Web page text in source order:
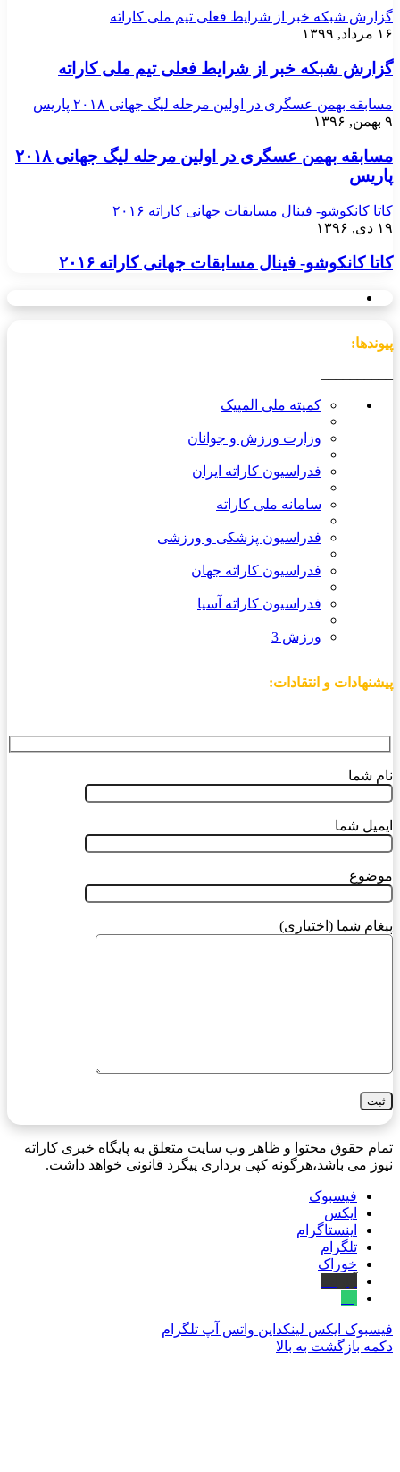
گزارش شبکه خبر از شرایط فعلی تیم ملی کاراته
۱۶ مرداد, ۱۳۹۹
گزارش شبکه خبر از شرایط فعلی تیم ملی کاراته
مسابقه بهمن عسگری در اولین مرحله لیگ جهانی ۲۰۱۸ پاریس
۹ بهمن, ۱۳۹۶
مسابقه بهمن عسگری در اولین مرحله لیگ جهانی ۲۰۱۸
پاریس
کاتا کانکوشو- فینال مسابقات جهانی کاراته ۲۰۱۶
۱۹ دی, ۱۳۹۶
کاتا کانکوشو- فینال مسابقات جهانی کاراته ۲۰۱۶
پیوندها:
کمیته ملی المپیک
وزارت ورزش و جوانان
فدراسیون کاراته ایران
سامانه ملی کاراته
فدراسیون پزشکی و ورزشی
فدراسیون کاراته جهان
فدراسیون کاراته آسیا
ورزش 3
پیشنهادات و انتقادات:
نام شما
ایمیل شما
موضوع
پیغام شما (اختیاری)
تمام حقوق محتوا و ظاهر وب سایت متعلق به پایگاه خبری کاراته
نیوز می باشد،هرگونه کپی برداری پیگرد قانونی خواهد داشت.
فیسبوک
ایکس
اینستاگرام
تلگرام
خوراک
فیسبوک ایکس لینکداین واتس آپ تلگرام
دکمه بازگشت به بالا